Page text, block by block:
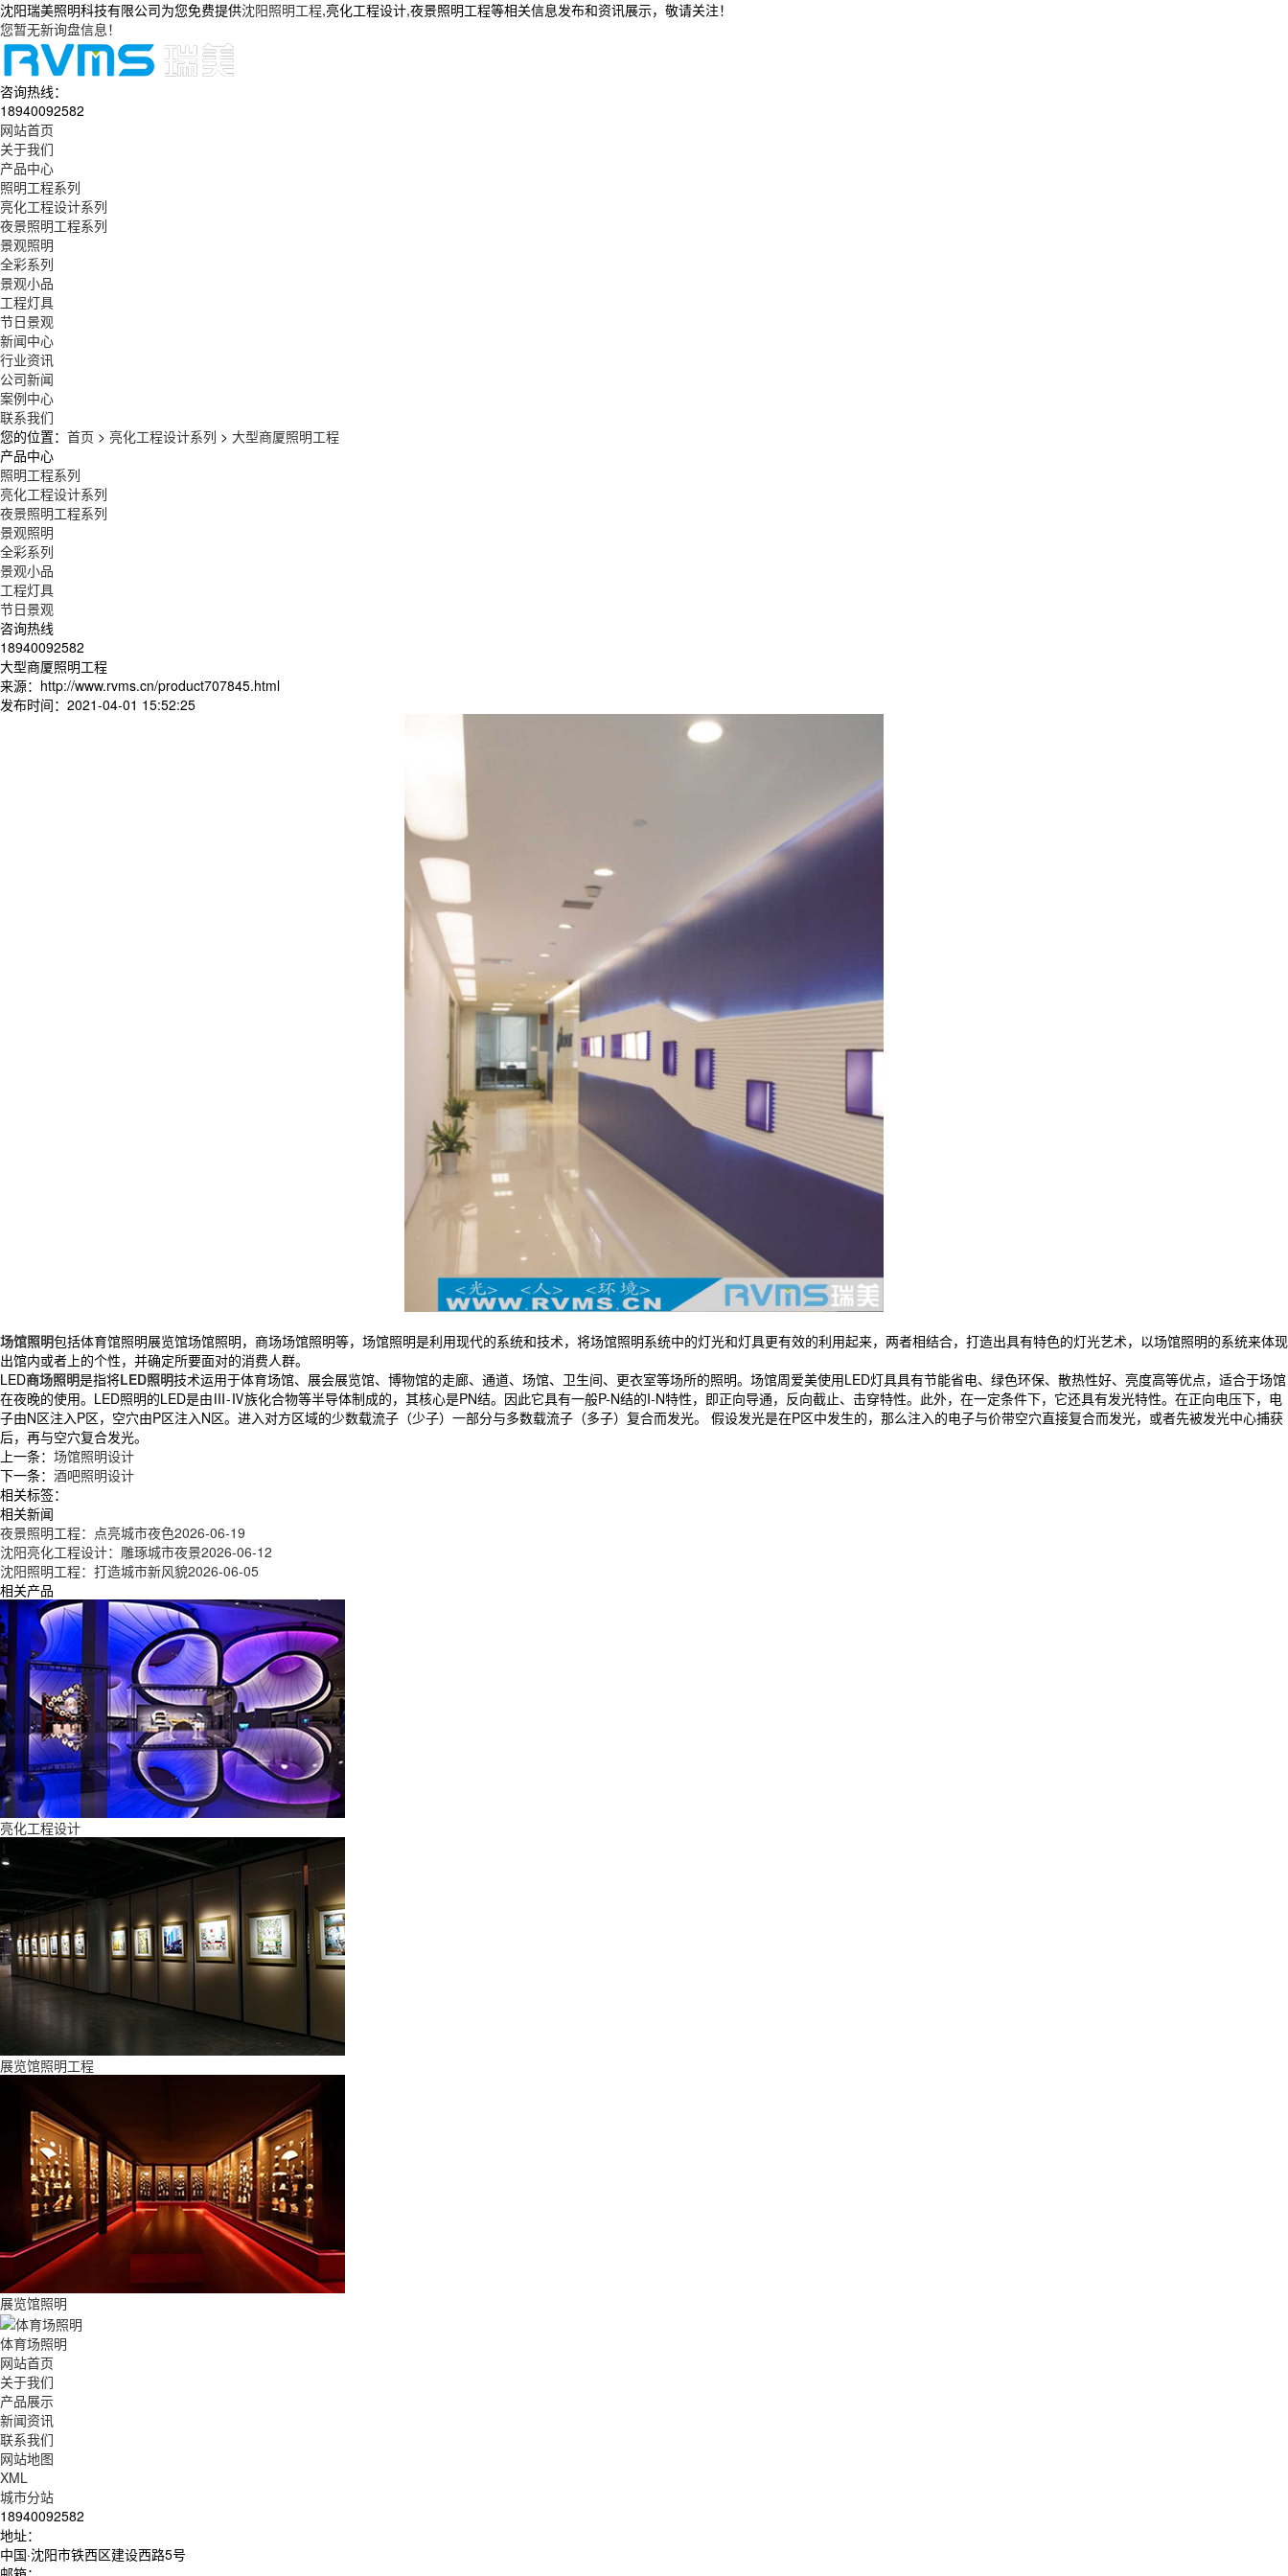
沈阳瑞美照明科技有限公司为您免费提供沈阳照明工程,亮化工程设计,夜景照明工程等相关信息发布和资讯展示，敬请关注！
您暂无新询盘信息！
咨询热线：
18940092582
网站首页
关于我们
产品中心
照明工程系列
亮化工程设计系列
夜景照明工程系列
景观照明
全彩系列
景观小品
工程灯具
节日景观
新闻中心
行业资讯
公司新闻
案例中心
联系我们
您的位置： 首页 > 亮化工程设计系列 > 大型商厦照明工程
产品中心
照明工程系列
亮化工程设计系列
夜景照明工程系列
景观照明
全彩系列
景观小品
工程灯具
节日景观
咨询热线
18940092582
大型商厦照明工程
来源：http://www.rvms.cn/product707845.html
发布时间：2021-04-01 15:52:25
场馆照明包括体育馆照明展览馆场馆照明，商场场馆照明等，场馆照明是利用现代的系统和技术，将场馆照明系统中的灯光和灯具更有效的利用起来，两者相结合，打造出具有特色的灯光艺术，以场馆照明的系统来体现
出馆内或者上的个性，并确定所要面对的消费人群。
LED商场照明是指将LED照明技术运用于体育场馆、展会展览馆、博物馆的走廊、通道、场馆、卫生间、更衣室等场所的照明。场馆周爱美使用LED灯具具有节能省电、绿色环保、散热性好、亮度高等优点，适合于场馆
在夜晚的使用。LED照明的LED是由Ⅲ-Ⅳ族化合物等半导体制成的，其核心是PN结。因此它具有一般P-N结的I-N特性，即正向导通，反向截止、击穿特性。此外，在一定条件下，它还具有发光特性。在正向电压下，电
子由N区注入P区，空穴由P区注入N区。进入对方区域的少数载流子（少子）一部分与多数载流子（多子）复合而发光。 假设发光是在P区中发生的，那么注入的电子与价带空穴直接复合而发光，或者先被发光中心捕获
后，再与空穴复合发光。
上一条： 场馆照明设计
下一条： 酒吧照明设计
相关标签：
相关新闻
夜景照明工程：点亮城市夜色2026-06-19
沈阳亮化工程设计：雕琢城市夜景2026-06-12
沈阳照明工程：打造城市新风貌2026-06-05
相关产品
亮化工程设计
展览馆照明工程
展览馆照明
体育场照明
网站首页
关于我们
产品展示
新闻资讯
联系我们
网站地图
XML
城市分站
18940092582
地址：
中国·沈阳市铁西区建设西路5号